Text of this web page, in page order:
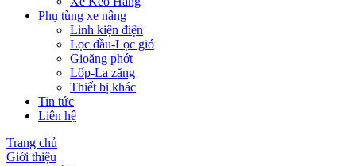
Phụ tùng xe nâng
Linh kiện điện
Lọc dầu-Lọc gió
Gioăng phớt
Lốp-La zăng
Thiết bị khác
Tin tức
Liên hệ
Trang chủ
Giới thiệu